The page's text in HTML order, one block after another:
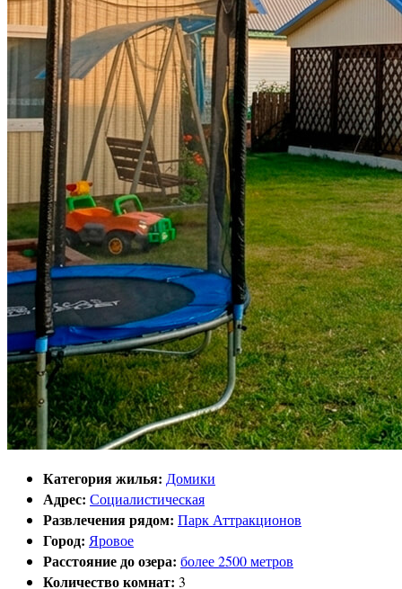
Категория жилья: Домики
Адрес: Социалистическая
Развлечения рядом: Парк Аттракционов
Город: Яровое
Расстояние до озера: более 2500 метров
Количество комнат: 3